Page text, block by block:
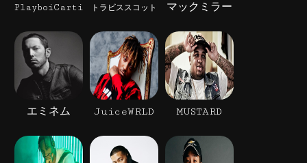
PlayboiCarti トラビススコット マックミラー
エミネム JuiceWRLD MUSTARD